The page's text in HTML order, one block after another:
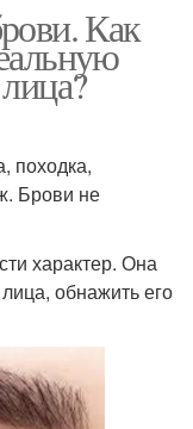
Как
походка,
Брови не
характер. Она
обнажить его